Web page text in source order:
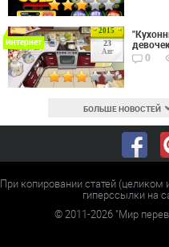
2015
23
Авг
Интернет
0
БОЛЬШЕ НОВОСТЕЙ
При копировании статей
гиперссылки на
©2011-2026 "Мир